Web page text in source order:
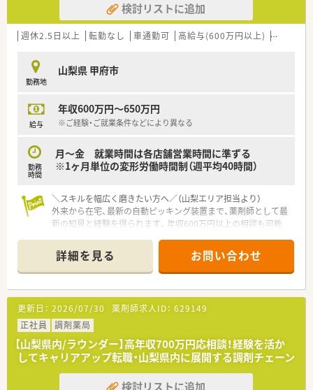
■ICT機器の活用に精通することで、対物業務から対人業務へシ
フトするこれからの時代に求められるスキルを習得いただけま
す。
検討リストに追加
週休2.5日以上 転勤なし 車通勤可 高給与(600万円以上) 託児所あ
勤務地
山梨県 甲府市
給与
年収600万円～650万円
※ご経験・ご就業条件などにより異なる
勤務
時間
月～金 就業時間は各店舗営業時間に準ずる
※1ヶ月単位の変形労働時間制（週平均40時間）
＼スキルを幅広く磨きたい方へ／（山梨エリア担当より）
外来から在宅、最新の自動ピッキング装置まで、薬剤師として最
新の知見と経験を得られます。年収600万円以上の相談も可能
＊------------------------------------------＊
【店舗情報と応需状況について】
■甲府市を中心に複数の店舗を展開しており、地域のかかりつけ
薬局として住民の皆様の健康を支える重要な役割を担っていま
す。
■自動薬剤ピッキング装置などの最新設備を積極的に導入して
おり、調剤の安全性向上と業務のスピードアップを両立させてい
ます。
■ドライブスルーやオンライン服薬指導、カフェ併設型店舗の運
営など、時代に合わせた多様なサービスを提供しているのが特徴
です。
詳細を見る お問い合わせ
更新日： 2026/07/30 薬剤師求人ID： 629149
正社員
調剤薬局
【山梨県内/ラウンダー】高年収700万円応相談！経験を活か
してキャリアアップ転職・山梨県内に展開する調剤チェーン
検討リストに追加